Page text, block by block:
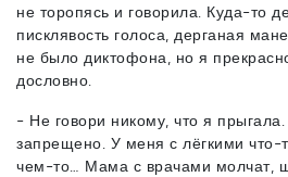
не торопясь и говорила. Куда-то
писклявость голоса, дерганая
не было диктофона, но я
дословно.
- Не говори никому, что я
запрещено. У меня с лёгкими что-
чем-то… Мама с врачами молчат,